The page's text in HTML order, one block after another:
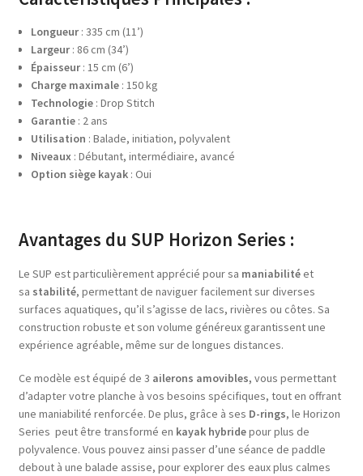
Longueur: 335 cm (11’)
Largeur: 86 cm (34’)
Épaisseur: 15 cm (6’)
Charge maximale: 150 kg
Technologie: Drop Stitch
Garantie: 2 ans
Utilisation : Balade, initiation, polyvalent
Niveaux: Débutant, intermédiaire, avancé
Option siège kayak: Oui
Avantages du SUP Horizon Series :
Le SUP est particulièrement apprécié pour sa maniabilitéet
sa stabilité, permettant de naviguer facilement sur diverses
surfaces aquatiques, qu’il s’agisse de lacs, rivières ou côtes. Sa
construction robuste et son volume généreux garantissent une
expérience agréable, même sur de longues distances.
Ce modèle est équipé de 3 ailerons amovibles, vous permettant
d’adapter votre planche à vos besoins spécifiques, tout en offrant
une maniabilité renforcée. De plus, grâce à ses D-rings, le Horizon
Series peut être transformé en kayak hybridepour plus de
polyvalence. Vous pouvez ainsi passer d’une séance de paddle
debout à une balade assise, pour explorer des eaux plus calmes